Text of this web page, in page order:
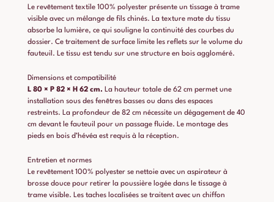
Le revêtement textile 100% polyester présente un tissage à trame
visible avec un mélange de fils chinés. La texture mate du tissu
absorbe la lumière, ce qui souligne la continuité des courbes du
dossier. Ce traitement de surface limite les reflets sur le volume du
fauteuil. Le tissu est tendu sur une structure en bois aggloméré.
Dimensions et compatibilité
L 80 × P 82 × H 62 cm. La hauteur totale de 62 cm permet une
installation sous des fenêtres basses ou dans des espaces
restreints. La profondeur de 82 cm nécessite un dégagement de 40
cm devant le fauteuil pour un passage fluide. Le montage des
pieds en bois d’hévéa est requis à la réception.
Entretien et normes
Le revêtement 100% polyester se nettoie avec un aspirateur à
brosse douce pour retirer la poussière logée dans le tissage à
trame visible. Les taches localisées se traitent avec un chiffon